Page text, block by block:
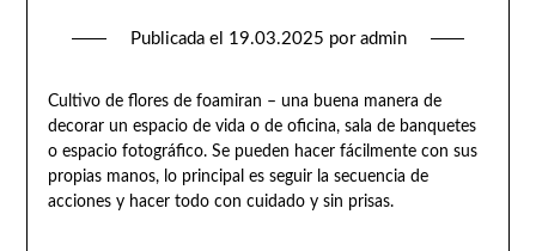
Publicada el 19.03.2025 por admin
Cultivo de flores de foamiran – una buena manera de
decorar un espacio de vida o de oficina, sala de banquetes
o espacio fotográfico. Se pueden hacer fácilmente con sus
propias manos, lo principal es seguir la secuencia de
acciones y hacer todo con cuidado y sin prisas.